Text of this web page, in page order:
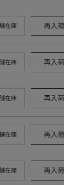
在庫 再入
在庫 再入
在庫 再入
在庫 再入
在庫 再入